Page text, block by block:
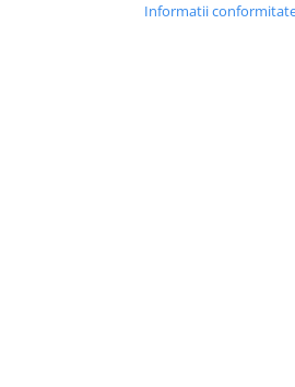
Informatii